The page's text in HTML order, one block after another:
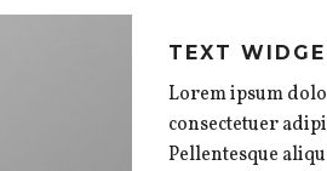
TEXT
Lorem ipsum
consectetuer
Pellentesque